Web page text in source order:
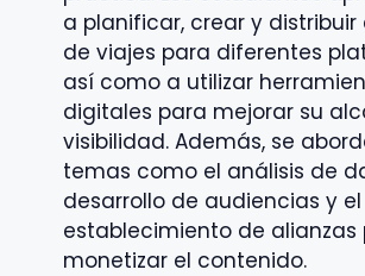
a planificar, crear y
de viajes para diferentes
así como a utilizar
digitales para mejorar su
visibilidad. Además, se
temas como el análisis de
desarrollo de audiencias y el
establecimiento de alianzas
monetizar el contenido.